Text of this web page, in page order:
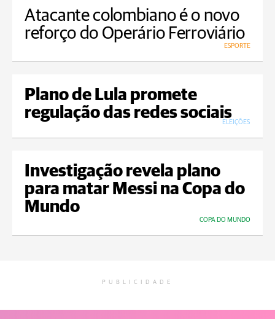
Atacante colombiano é o novo
reforço do Operário Ferroviário
ESPORTE
Plano de Lula promete
regulação das redes sociais
ELEIÇÕES
Investigação revela plano
para matar Messi na Copa do
Mundo
COPA DO MUNDO
PUBLICIDADE